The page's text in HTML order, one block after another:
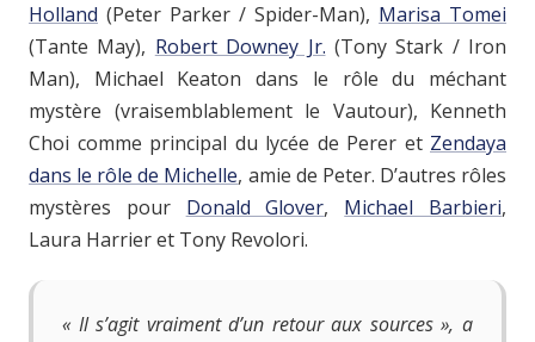
Holland (Peter Parker / Spider-Man), Marisa Tomei
(Tante May), Robert Downey Jr. (Tony Stark / Iron
Man), Michael Keaton dans le rôle du méchant
mystère (vraisemblablement le Vautour), Kenneth
Choi comme principal du lycée de Perer et Zendaya
dans le rôle de Michelle, amie de Peter. D’autres rôles
mystères pour Donald Glover, Michael Barbieri,
Laura Harrier et Tony Revolori.
« Il s’agit vraiment d’un retour aux sources », a